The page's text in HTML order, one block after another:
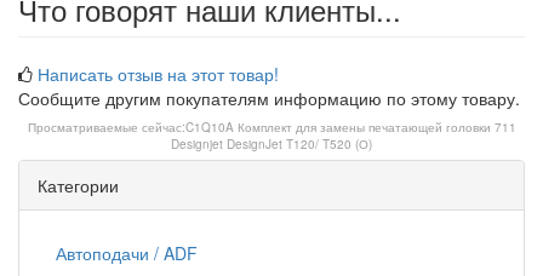
Что говорят наши клиенты...
Написать отзыв на этот товар!
Сообщите другим покупателям информацию по этому товару.
Просматриваемые сейчас:C1Q10A Комплект для замены печатающей головки 711
Designjet DesignJet T120/ T520 (О)
Категории
Автоподачи / ADF